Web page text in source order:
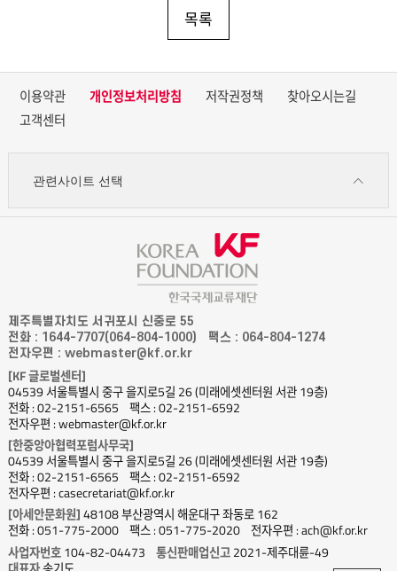
목록
이용약관 개인정보처리방침 저작권정책
찾아오시는길
고객센터
관련사이트 선택
제주특별자치도 서귀포시 신중로 55
전화 : 1644-7707(064-804-1000)
팩스 : 064-804-1274
전자우편 : webmaster@kf.or.kr
[KF 글로벌센터]
04539 서울특별시 중구 을지로5길 26 (미래에셋센터원 서관 19층)
전화 : 02-2151-6565
팩스 : 02-2151-6592
전자우편 : webmaster@kf.or.kr
[한중앙아협력포럼사무국]
04539 서울특별시 중구 을지로5길 26 (미래에셋센터원 서관 19층)
전화 : 02-2151-6565
팩스 : 02-2151-6592
전자우편 : casecretariat@kf.or.kr
[아세안문화원] 48108 부산광역시 해운대구 좌동로 162
전화 : 051-775-2000
팩스 : 051-775-2020
전자우편 : ach@kf.or.kr
사업자번호104-82-04473 통신판매업신고2021-제주대륜-49